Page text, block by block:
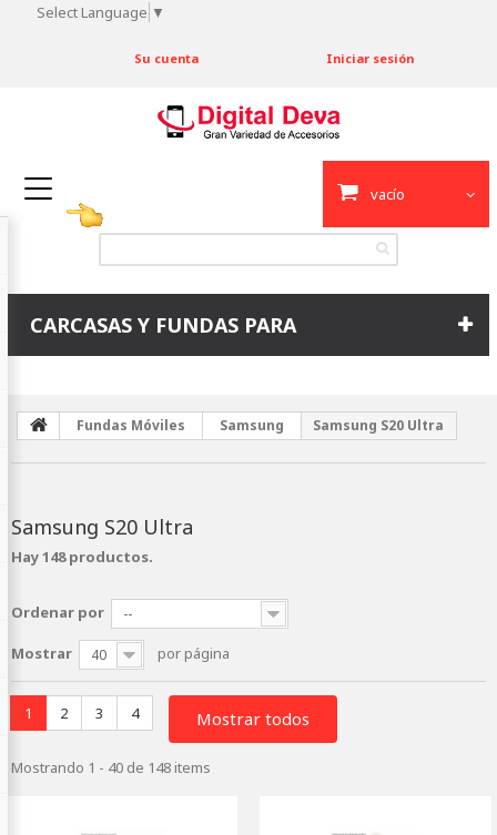
Select Language ▼
Iniciar sesión
Su cuenta
vacío
CARCASAS Y FUNDAS PARA
Fundas Móviles Samsung Samsung S20 Ultra
Samsung S20 Ultra
Hay 148 productos.
Ordenar por --
Mostrar 40 por página
Mostrar todos
1 2 3 4
Mostrando 1 - 40 de 148 items